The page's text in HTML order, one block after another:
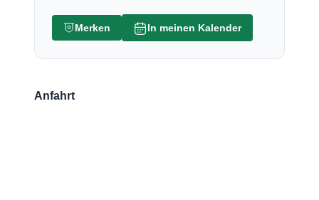
Merken In meinen Kalender
Anfahrt